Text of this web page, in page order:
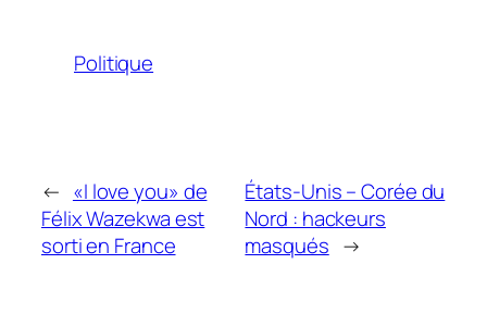
Politique
← «I love you» de
Félix Wazekwa est
sorti en France
États-Unis – Corée du
Nord : hackeurs
masqués →